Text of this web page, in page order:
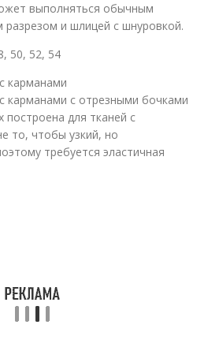
выполняться обычным
и шлицей с шнуровкой.
50, 52, 54
карманами
карманами с отрезными бочками
построена для тканей с
то, чтобы узкий, но
требуется эластичная